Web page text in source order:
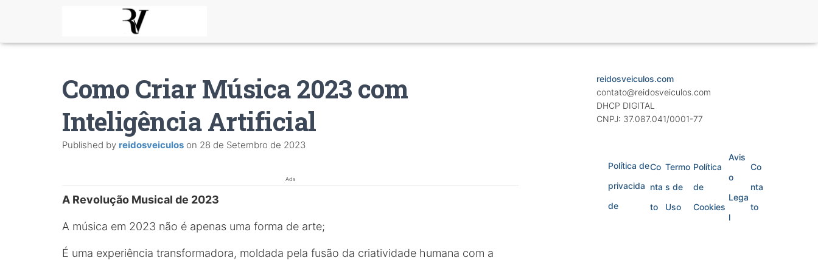
Como Criar Música 2023 com
Inteligência Artificial
Published by reidosveiculos on 28 de Setembro de 2023
Ads
A Revolução Musical de 2023
A música em 2023 não é apenas uma forma de arte;
É uma experiência transformadora, moldada pela fusão da criatividade humana com a
reidosveiculos.com
contato@reidosveiculos.com
DHCP DIGITAL
CNPJ: 37.087.041/0001-77
Política de
privacida
de
Co
nta
to
Termo
s de
Uso
Política
de
Cookies
Avis
o
Lega
l
Co
nta
to